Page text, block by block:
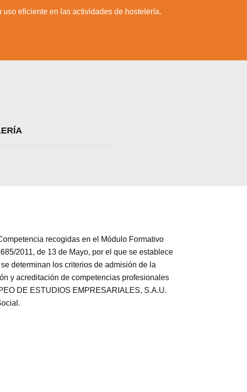
eficiente en las actividades de hostelería.
recogidas en el Módulo Formativo
2011, de 13 de Mayo, por el que se establece
determinan los criterios de admisión de la
y acreditación de competencias profesionales
DE ESTUDIOS EMPRESARIALES, S.A.U.